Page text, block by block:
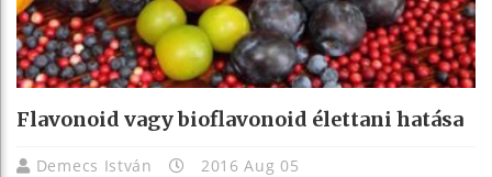
Flavonoid vagy bioflavonoid élettani hatása
Demecs István 2016 Aug 05